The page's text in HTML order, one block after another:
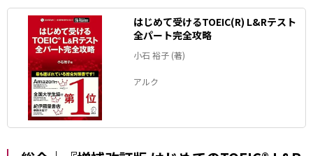
はじめて受けるTOEIC(R) L&Rテスト
全パート完全攻略
小石 裕子 (著)
アルク